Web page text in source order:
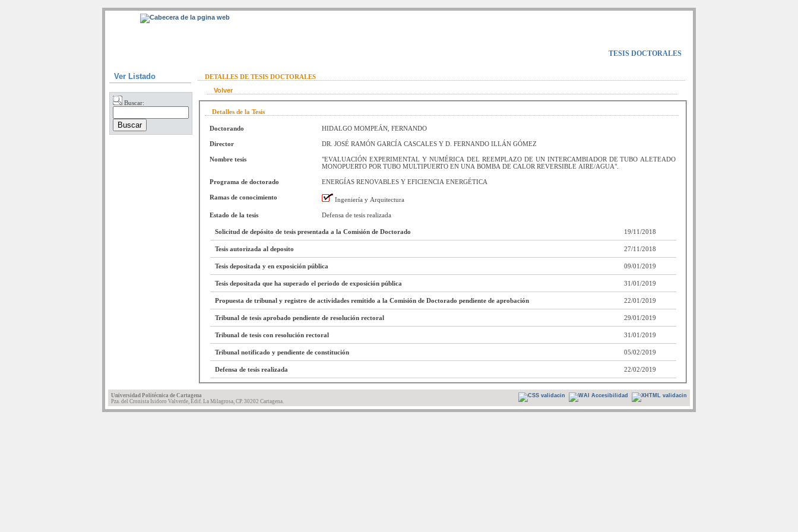
TESIS DOCTORALES
Ver Listado
Buscar:
DETALLES DE TESIS DOCTORALES
Volver
Detalles de la Tesis
Doctorando HIDALGO MOMPEÁN, FERNANDO
Director DR. JOSÉ RAMÓN GARCÍA CASCALES Y D. FERNANDO ILLÁN GÓMEZ
Nombre tesis
"EVALUACIÓN EXPERIMENTAL Y NUMÉRICA DEL REEMPLAZO DE UN INTERCAMBIADOR DE TUBO ALETEADO
MONOPUERTO POR TUBO MULTIPUERTO EN UNA BOMBA DE CALOR REVERSIBLE AIRE/AGUA".
Programa de doctorado ENERGÍAS RENOVABLES Y EFICIENCIA ENERGÉTICA
Ramas de conocimiento Ingeniería y Arquitectura
Estado de la tesis Defensa de tesis realizada
Solicitud de depósito de tesis presentada a la Comisión de Doctorado 19/11/2018
Tesis autorizada al deposito 27/11/2018
Tesis depositada y en exposición pública 09/01/2019
Tesis depositada que ha superado el periodo de exposición pública 31/01/2019
Propuesta de tribunal y registro de actividades remitido a la Comisión de Doctorado pendiente de aprobación 22/01/2019
Tribunal de tesis aprobado pendiente de resolución rectoral 29/01/2019
Tribunal de tesis con resolución rectoral 31/01/2019
Tribunal notificado y pendiente de constitución 05/02/2019
Defensa de tesis realizada 22/02/2019
Universidad Politécnica de Cartagena
Pza. del Cronista Isidoro Valverde, Edif. La Milagrosa, CP. 30202 Cartagena.